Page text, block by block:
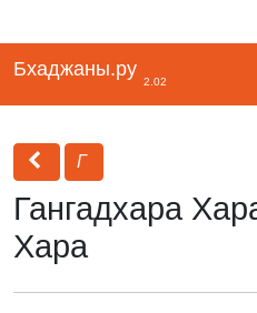
Бхаджаны.ру
2.02
Г
Гангадхара
Хара